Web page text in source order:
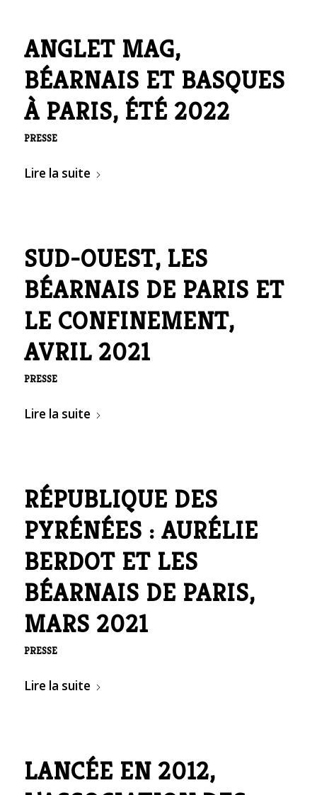
ANGLET MAG,
BÉARNAIS ET BASQUES
À PARIS, ÉTÉ 2022
PRESSE
Lire la suite
SUD-OUEST, LES
BÉARNAIS DE PARIS ET
LE CONFINEMENT,
AVRIL 2021
PRESSE
Lire la suite
RÉPUBLIQUE DES
PYRÉNÉES : AURÉLIE
BERDOT ET LES
BÉARNAIS DE PARIS,
MARS 2021
PRESSE
Lire la suite
LANCÉE EN 2012,